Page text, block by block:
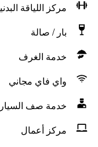
مركز اللياقة
بار / صالة
خدمة الغرف
واي فاي مجاني
خدمة صف
مركز أعمال